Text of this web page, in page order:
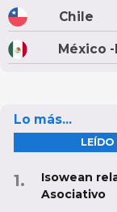
Chile
México
Lo más...
LEÍDO
Isowean
Asociativo